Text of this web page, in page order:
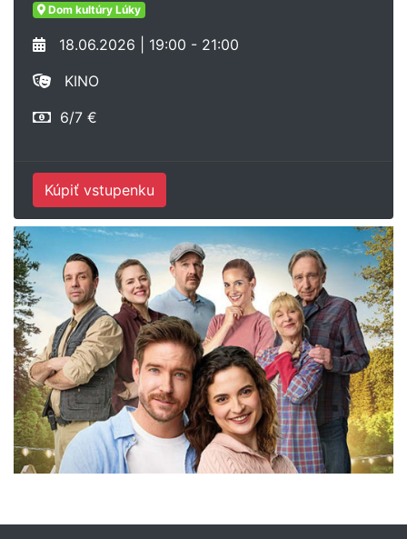
Dom kultúry Lúky
18.06.2026 | 19:00 - 21:00
KINO
6/7 €
Kúpiť vstupenku